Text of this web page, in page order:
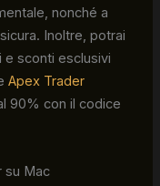
nonché a
Inoltre, potrai
e sconti esclusivi
Apex Trader
90% con il codice
su Mac